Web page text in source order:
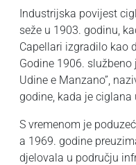
Industrijska povijest
seže u 1903. godinu,
Capellari izgradilo kao
Godine 1906.
Udine e Manzano”,
godine, kada je ciglana
S vremenom je
a 1969. godine
djelovala u području